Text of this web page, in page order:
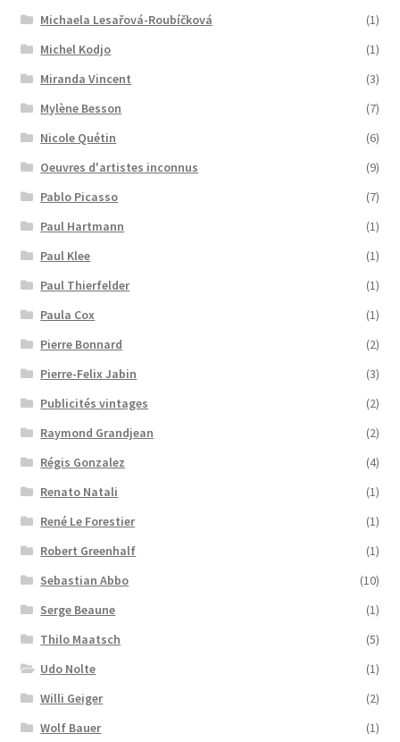
Michaela Lesařová-Roubíčková
(1)
Michel Kodjo
(1)
Miranda Vincent
(3)
Mylène Besson
(7)
Nicole Quétin
(6)
Oeuvres d'artistes inconnus
(9)
Pablo Picasso
(7)
Paul Hartmann
(1)
Paul Klee
(1)
Paul Thierfelder
(1)
Paula Cox
(1)
Pierre Bonnard
(2)
Pierre-Felix Jabin
(3)
Publicités vintages
(2)
Raymond Grandjean
(2)
Régis Gonzalez
(4)
Renato Natali
(1)
René Le Forestier
(1)
Robert Greenhalf
(1)
Sebastian Abbo
(10)
Serge Beaune
(1)
Thilo Maatsch
(5)
Udo Nolte
(1)
Willi Geiger
(2)
Wolf Bauer
(1)